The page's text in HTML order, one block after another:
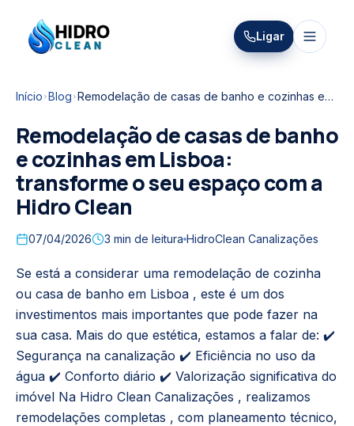
HIDRO
CLEAN
HidroClean Canalizações
Ligar
Início Blog Remodelação de casas de banho e cozinhas em Lisboa: transforme o seu espaço com a Hidro Clean
Remodelação de casas de banho
e cozinhas em Lisboa:
transforme o seu espaço com a
Hidro Clean
07/04/2026 3 min de leitura HidroClean Canalizações
Se está a considerar uma remodelação de cozinha
ou casa de banho em Lisboa , este é um dos
investimentos mais importantes que pode fazer na
sua casa. Mais do que estética, estamos a falar de: ✔️
Segurança na canalização ✔️ Eficiência no uso da
água ✔️ Conforto diário ✔️ Valorização significativa do
imóvel Na Hidro Clean Canalizações , realizamos
remodelações completas , com planeamento técnico,